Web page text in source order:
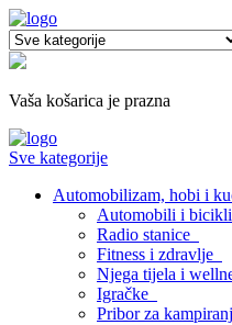
Vaša košarica je prazna
Sve kategorije
Automobilizam, hobi i
Automobili i bicikli
Radio stanice
Fitness i zdravlje
Njega tijela i
Igračke
Pribor za